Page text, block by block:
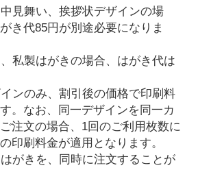
見舞い、挨拶状デザインの場
き代85円が別途必要になりま
私製はがきの場合、はがき代は
ンのみ、割引後の価格で印刷料
。なお、同一デザインを同一カ
注文の場合、1回のご利用枚数に
印刷料金が適用となります。
がきを、同時に注文することが